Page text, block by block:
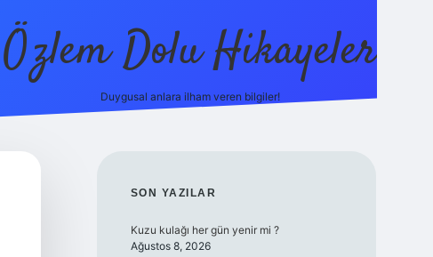
Özlem Dolu Hikayeler
Duygusal anlara ilham veren bilgiler!
SIDEBAR
SON YAZILAR
Kuzu kulağı her gün yenir mi ?
Ağustos 8, 2026